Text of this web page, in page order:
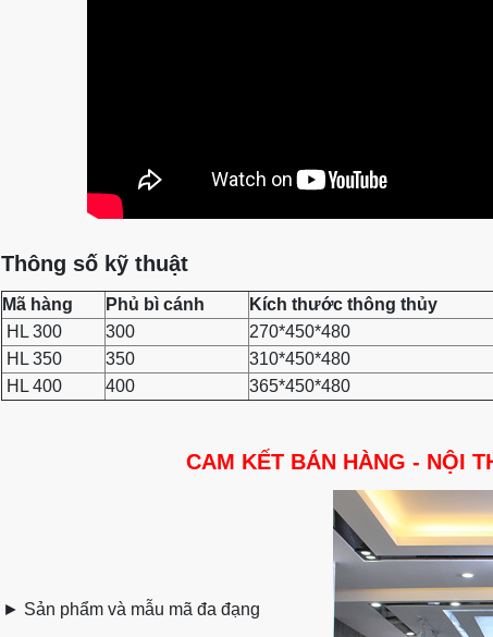
Thông số kỹ thuật
Mã hàng Phủ bì cánh Kích thước thông thủy
HL 300
300 270*450*480
HL 350
350 310*450*480
HL 400
400 365*450*480
CAM KẾT BÁN HÀNG - NỘI
► Sản phẩm và mẫu mã đa đạng